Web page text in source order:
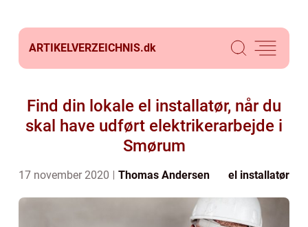
ARTIKELVERZEICHNIS.dk
Find din lokale el installatør, når du
skal have udført elektrikerarbejde i
Smørum
17 november 2020 Thomas Andersen el installatør